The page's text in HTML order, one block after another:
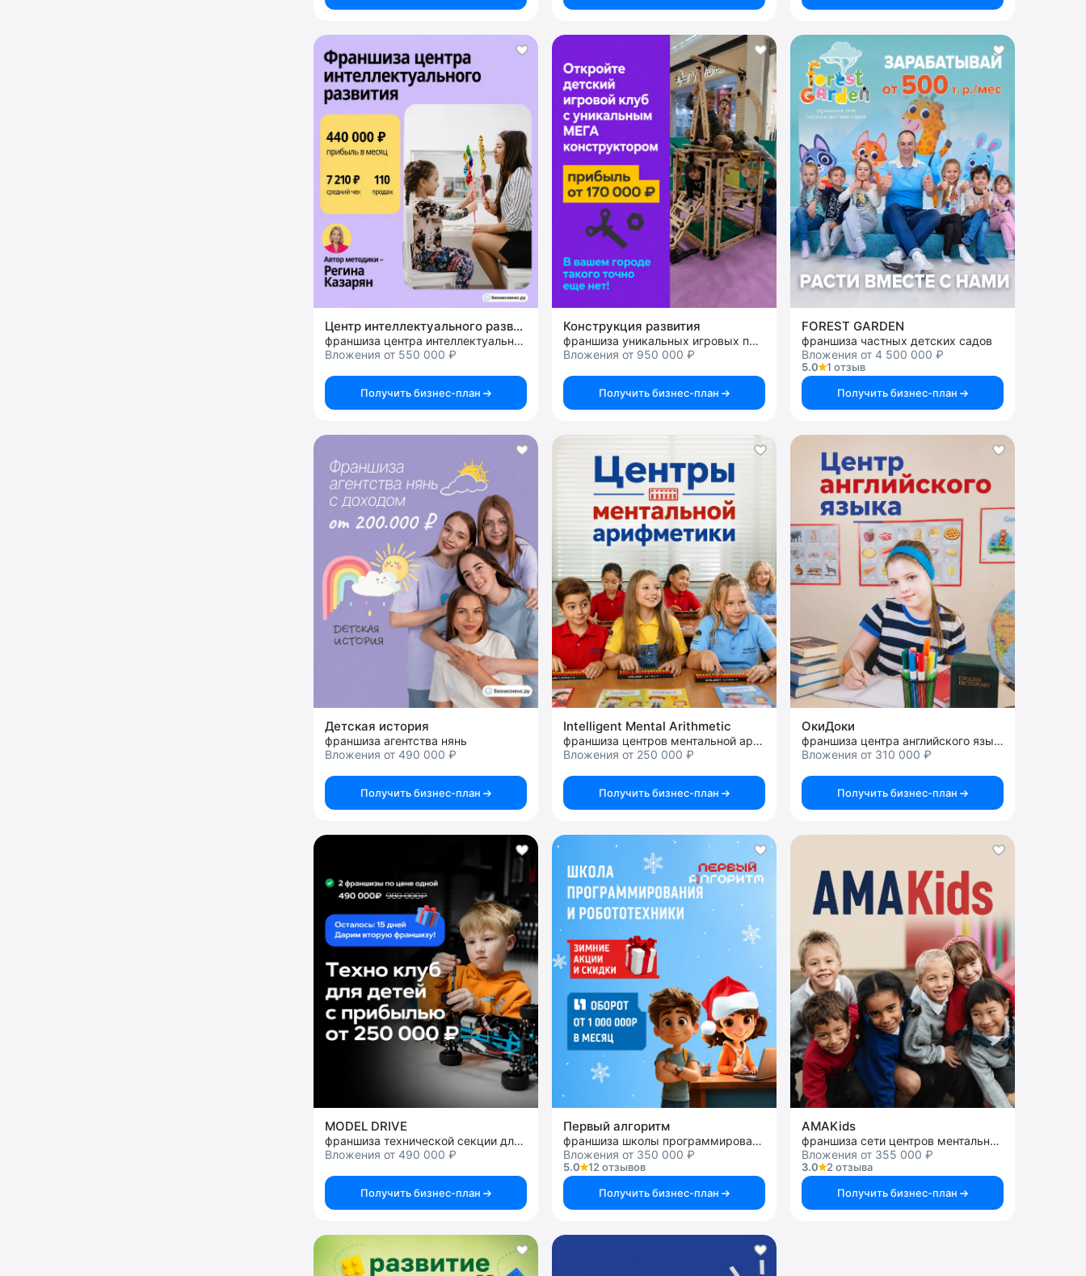
Центр интеллектуального развития по методике Регины Казарян
франшиза центра интеллектуального развития
Вложения от 550 000 ₽
Получить бизнес-план
Конструкция развития
франшиза уникальных игровых пространств
Вложения от 950 000 ₽
Получить бизнес-план
FOREST GARDEN
франшиза частных детских садов
Вложения от 4 500 000 ₽
5.0
1 отзыв
Получить бизнес-план
Детская история
франшиза агентства нянь
Вложения от 490 000 ₽
Получить бизнес-план
Intelligent Mental Arithmetic
франшиза центров ментальной арифметики
Вложения от 250 000 ₽
Получить бизнес-план
ОкиДоки
франшиза центра английского языка
Вложения от 310 000 ₽
Получить бизнес-план
MODEL DRIVE
франшиза технической секции для детей
Вложения от 490 000 ₽
Получить бизнес-план
Первый алгоритм
франшиза школы программирования и робототехники
Вложения от 350 000 ₽
5.0
12 отзывов
Получить бизнес-план
AMAKids
франшиза сети центров ментальной арифметики
Вложения от 355 000 ₽
3.0
2 отзыва
Получить бизнес-план